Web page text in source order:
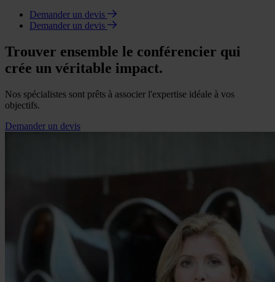
Demander un devis
Demander un devis
Trouver ensemble le conférencier qui
crée un véritable impact.
Nos spécialistes sont prêts à associer l'expertise idéale à vos
objectifs.
Demander un devis